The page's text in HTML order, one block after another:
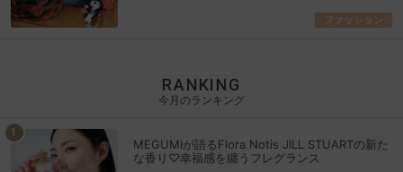
ファッション
RANKING
今月のランキング
MEGUMIが語るFlora Notis JILL STUARTの新た
な香り♡幸福感を纏うフレグランス